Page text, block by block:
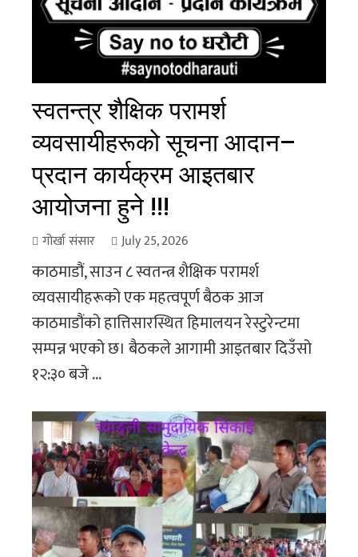
स्वतन्त्र शैक्षिक परामर्श
व्यवसायीहरूको सूचना आदान–
प्रदान कार्यक्रम आइतबार
आयोजना हुने !!!
गोर्खा संसार July 25, 2026
काठमाडौं, साउन ८ स्वतन्त्र शैक्षिक परामर्श
व्यवसायीहरूको एक महत्वपूर्ण बैठक आज
काठमाडौंको हात्तिसारस्थित हिमालयन रेस्टुरेन्टमा
सम्पन्न भएको छ। बैठकले आगामी आइतबार दिउँसो
१२:३० बजे ...